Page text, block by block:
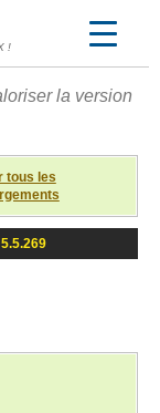
!
la version
tous les